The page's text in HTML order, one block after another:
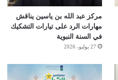
مركز عبد الله بن ياسين يناقش
مهارات الرد على تيارات التشكيك
في السنة النبوية
27 يوليو، 2026